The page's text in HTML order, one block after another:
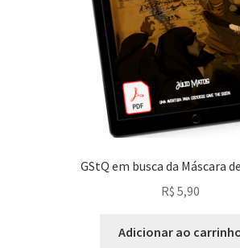
GStQ em busca da Máscara
R$ 5,90
Adicionar ao